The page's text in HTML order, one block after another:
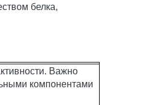
белка,
Важно
компонентами